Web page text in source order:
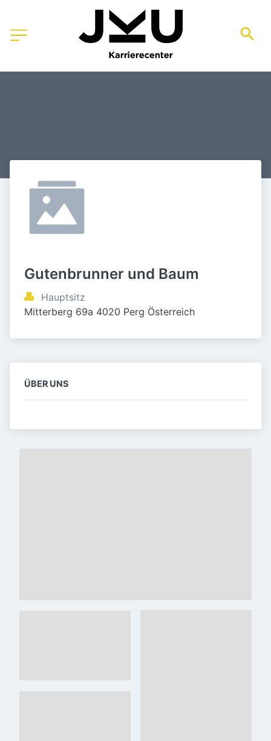
Gutenbrunner und Baum
Hauptsitz
Mitterberg 69a 4020 Perg Österreich
ÜBER UNS